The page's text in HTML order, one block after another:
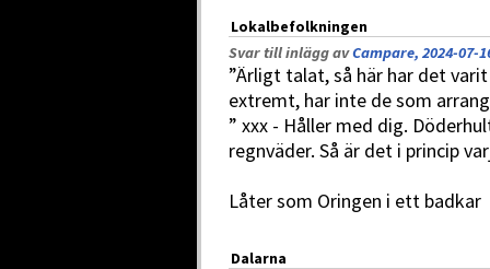
Lokalbefolkningen
Svar till inlägg avCampare, 2024-07-
”Ärligt talat, så här har det
extremt, har inte de som
” xxx - Håller med dig.
regnväder. Så är det i princip
Låter som Oringen i ett badkar
Dalarna